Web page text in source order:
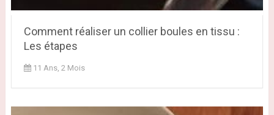
Comment réaliser un collier boules en tissu :
Les étapes
11 Ans, 2 Mois